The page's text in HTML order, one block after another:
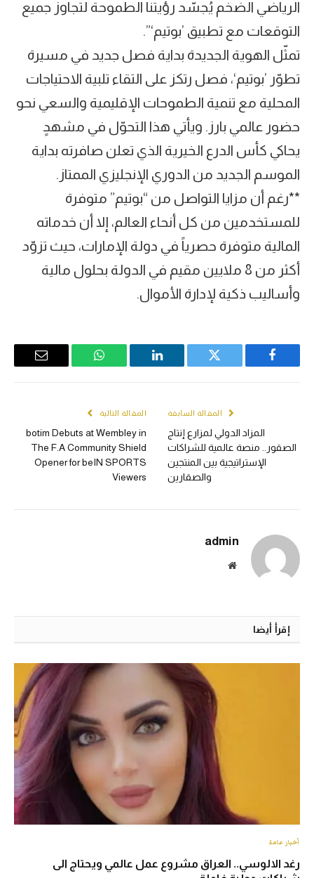
الرياضي الضخم يُجسّد رؤيتنا الطموحة لتجاوز جميع
التوقعات مع تطبيق ’بوتيم‘”.
تمثّل الهوية الجديدة بداية فصل جديد في مسيرة
تطوّر ’بوتيم‘، فصل رتكز على التقاء تلبية الاحتياجات
المحلية مع تنمية الطموحات الإقليمية والسعي نحو
حضور عالمي بارز. ويأتي هذا التحوّل في مشهدٍ
يحاكي كأس الدرع الخيرية الذي تعلن صافرته بداية
الموسم الجديد من الدوري الإنجليزي الممتاز.
**رغم أن مزايا التواصل من “بوتيم” متوفرة
للمستخدمين من كل أنحاء العالم، إلا أن خدماته
المالية متوفرة حصرياً في دولة الإمارات، حيث تزوّد
أكثر من 8 ملايين مقيم في الدولة بحلول مالية
وأساليب ذكية لإدارة الأموال.
Facebook
Twitter
LinkedIn
WhatsApp
Email
المقالة السابقة
المزاد الدولي لمزارع إنتاج
الصقور.. منصة عالمية للشراكات
الإستراتيجية بين المنتجين
والصقارين
المقالة التالية
botim Debuts at Wembley in
The F.A Community Shield
Opener for beIN SPORTS
Viewers
admin
الموقع
إقرأ أيضا
أخبار عامة
رغد الالوسي.. العراق مشروع عمل عالمي ويحتاج الى